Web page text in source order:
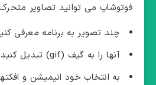
فوتوشاپ می توانید تصاویر
چند تصویر به برنامه معرفی
آنها را به گیف (gif) تبدیل کنید.
به انتخاب خود انیمیشن و